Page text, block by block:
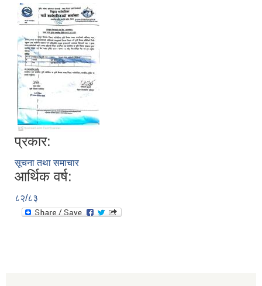
प्रकार:
सूचना तथा समाचार
आर्थिक वर्ष:
८२/८३